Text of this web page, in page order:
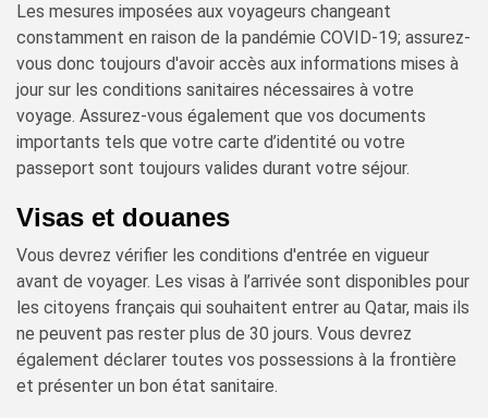
Les mesures imposées aux voyageurs changeant
constamment en raison de la pandémie COVID-19; assurez-
vous donc toujours d'avoir accès aux informations mises à
jour sur les conditions sanitaires nécessaires à votre
voyage. Assurez-vous également que vos documents
importants tels que votre carte d’identité ou votre
passeport sont toujours valides durant votre séjour.
Visas et douanes
Vous devrez vérifier les conditions d'entrée en vigueur
avant de voyager. Les visas à l’arrivée sont disponibles pour
les citoyens français qui souhaitent entrer au Qatar, mais ils
ne peuvent pas rester plus de 30 jours. Vous devrez
également déclarer toutes vos possessions à la frontière
et présenter un bon état sanitaire.